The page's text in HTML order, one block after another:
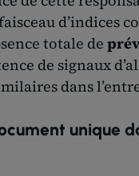
d’indices
totale de
de signaux
dans
unique